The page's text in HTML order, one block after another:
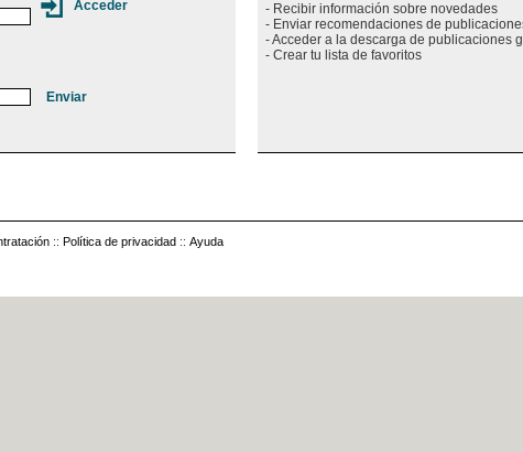
- Recibir información sobre novedades
- Enviar recomendaciones de
- Acceder a la descarga de publicaciones
:: Política de privacidad :: Ayuda